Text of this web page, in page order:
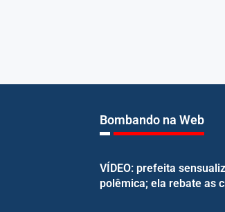
Bombando na Web
VÍDEO: prefeita
polêmica; ela rebate as